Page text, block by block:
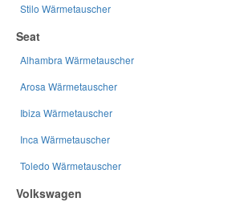
Stilo Wärmetauscher
Seat
Alhambra Wärmetauscher
Arosa Wärmetauscher
Ibiza Wärmetauscher
Inca Wärmetauscher
Toledo Wärmetauscher
Volkswagen